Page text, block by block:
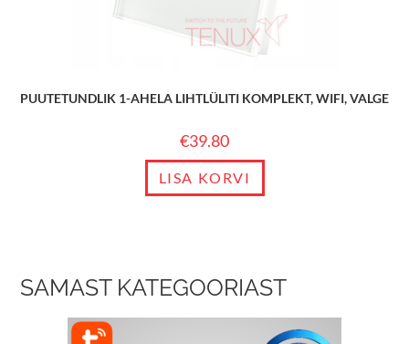
PUUTETUNDLIK 1-AHELA LIHTLÜLITI KOMPLEKT, WIFI, VALGE
€39.80
LISA KORVI
SAMAST KATEGOORIAST